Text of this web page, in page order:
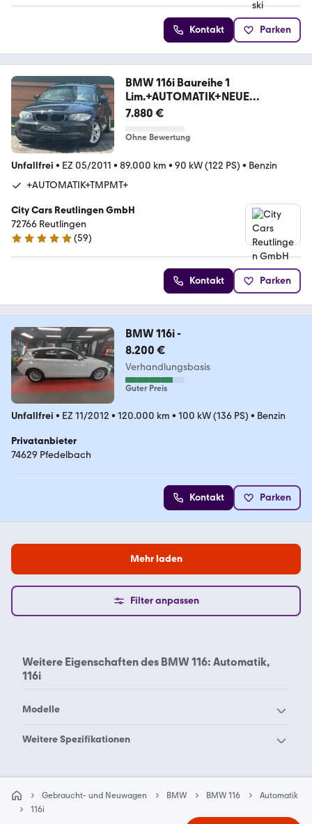
Kontakt Parken
BMW 116i Baureihe 1
Lim.+AUTOMATIK+NEUE
STEUERKETTE+
7.880 €
Ohne Bewertung
Unfallfrei • EZ 05/2011 • 89.000 km • 90 kW (122 PS) • Benzin
+AUTOMATIK+TMPMT+
City Cars Reutlingen GmbH
72766 Reutlingen
5 Sterne
(59)
Kontakt Parken
BMW 116i -
8.200 €
Verhandlungsbasis
Guter Preis
Unfallfrei • EZ 11/2012 • 120.000 km • 100 kW (136 PS) • Benzin
Privatanbieter
74629 Pfedelbach
Kontakt Parken
Mehr laden
Filter anpassen
Weitere Eigenschaften des BMW 116: Automatik,
116i
Modelle
BMW 114
BMW 123
BMW 125
BMW 128
BMW 130
Weitere Spezifikationen
Gebraucht- und Neuwagen BMW BMW 116
Automatik
116i